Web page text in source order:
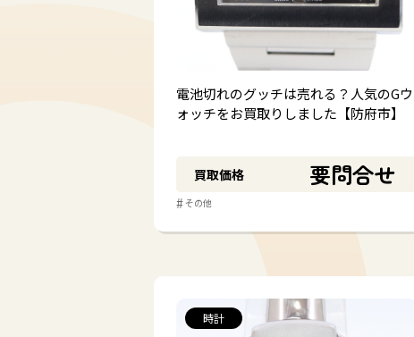
ブランドジュエリー
ティファニー # カルティエ
# ロレックス # オメガ
お酒
#
電池切れのグッチは売れる？人気のGウ
ォッチをお買取りしました【防府市】
買取価格 要問合せ
#その他
時計